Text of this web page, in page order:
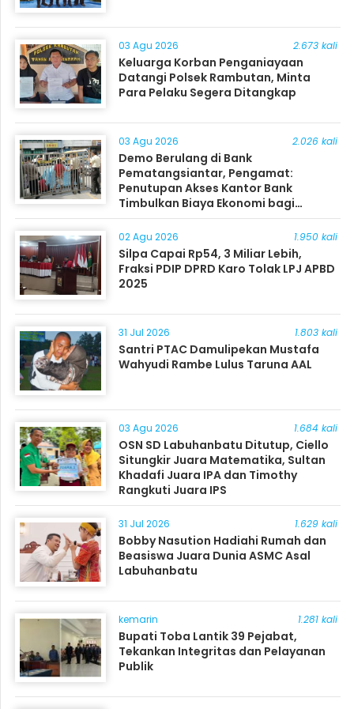
03 Agu 2026 2.673 kali
Keluarga Korban Penganiayaan
Datangi Polsek Rambutan, Minta
Para Pelaku Segera Ditangkap
03 Agu 2026 2.026 kali
Demo Berulang di Bank
Pematangsiantar, Pengamat:
Penutupan Akses Kantor Bank
Timbulkan Biaya Ekonomi bagi
Masyarakat
02 Agu 2026 1.950 kali
Silpa Capai Rp54, 3 Miliar Lebih,
Fraksi PDIP DPRD Karo Tolak LPJ APBD
2025
31 Jul 2026 1.803 kali
Santri PTAC Damulipekan Mustafa
Wahyudi Rambe Lulus Taruna AAL
03 Agu 2026 1.684 kali
OSN SD Labuhanbatu Ditutup, Ciello
Situngkir Juara Matematika, Sultan
Khadafi Juara IPA dan Timothy
Rangkuti Juara IPS
31 Jul 2026 1.629 kali
Bobby Nasution Hadiahi Rumah dan
Beasiswa Juara Dunia ASMC Asal
Labuhanbatu
kemarin 1.281 kali
Bupati Toba Lantik 39 Pejabat,
Tekankan Integritas dan Pelayanan
Publik